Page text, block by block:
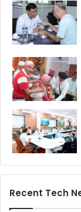
Recent Tech